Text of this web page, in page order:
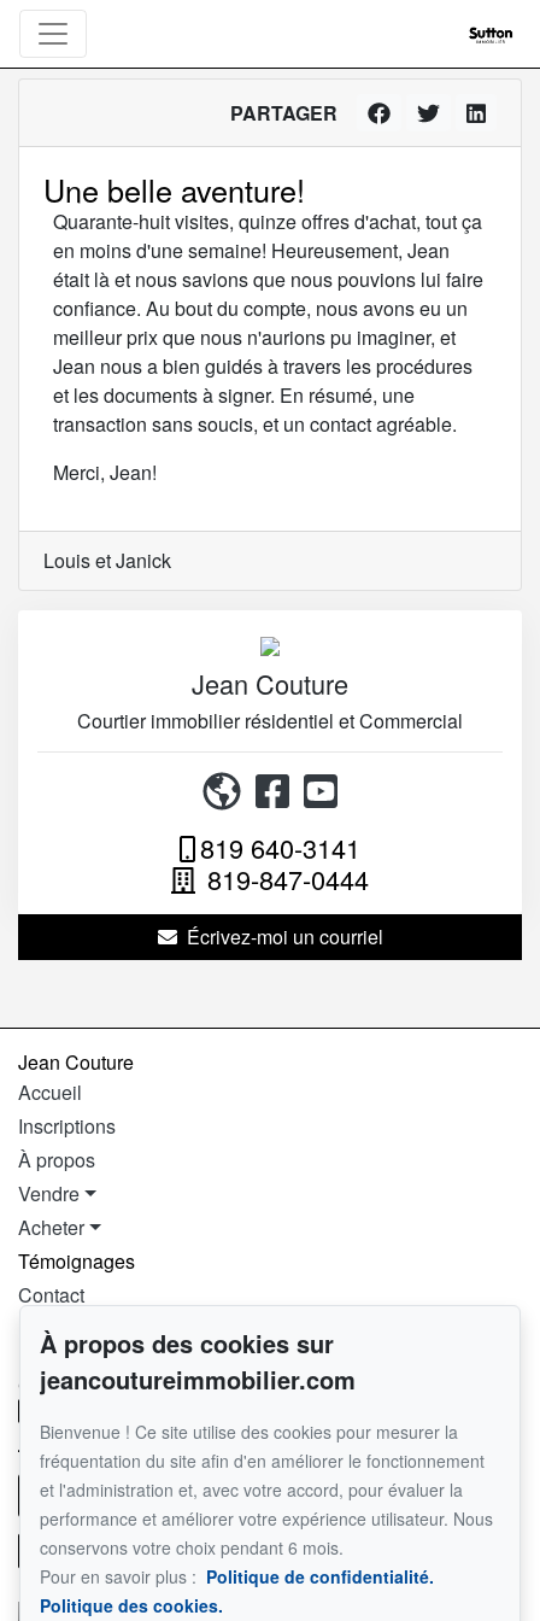
PARTAGER
Une belle aventure!
Quarante-huit visites, quinze offres d'achat, tout ça
en moins d'une semaine! Heureusement, Jean
était là et nous savions que nous pouvions lui faire
confiance. Au bout du compte, nous avons eu un
meilleur prix que nous n'aurions pu imaginer, et
Jean nous a bien guidés à travers les procédures
et les documents à signer. En résumé, une
transaction sans soucis, et un contact agréable.
Merci, Jean!
Louis et Janick
Jean Couture
Courtier immobilier résidentiel et Commercial
819 640-3141
819-847-0444
Écrivez-moi un courriel
Jean Couture
Accueil
Inscriptions
À propos
Vendre
Acheter
Témoignages
Contact
Pour me joindre
GROUPE SUTTON-IMMOBILIER ESTRIE
819-847-0444
Écrivez-moi un courriel
À propos des cookies sur
jeancoutureimmobilier.com
Bienvenue ! Ce site utilise des cookies pour mesurer la
fréquentation du site afin d'en améliorer le fonctionnement
et l'administration et, avec votre accord, pour évaluer la
performance et améliorer votre expérience utilisateur. Nous
conservons votre choix pendant 6 mois.
Pour en savoir plus : Politique de confidentialité.
Politique des cookies.